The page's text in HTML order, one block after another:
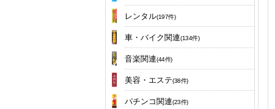
レンタル(197件)
車・バイク関連(134件)
音楽関連(44件)
美容・エステ(38件)
パチンコ関連(23件)